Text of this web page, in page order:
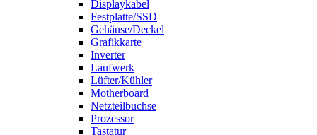
Displaykabel
Festplatte/SSD
Gehäuse/Deckel
Grafikkarte
Inverter
Laufwerk
Lüfter/Kühler
Motherboard
Netzteilbuchse
Prozessor
Tastatur